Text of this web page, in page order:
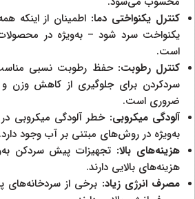
کنترل یکنواختی دما: اطمینان از اینکه
یکنواخت سرد شود – به‌ویژه در
است.
کنترل رطوبت: حفظ رطوبت نسبی
سردکردن برای جلوگیری از کاهش وزن
ضروری است.
آلودگی میکروبی: خطر آلودگی میکروبی
به‌ویژه در روش‌های مبتنی بر آب وجود دارد.
هزینه‌های بالا: تجهیزات پیش سردکن
هزینه‌های بالایی دارند.
مصرف انرژی زیاد: برخی از سردخانه‌های